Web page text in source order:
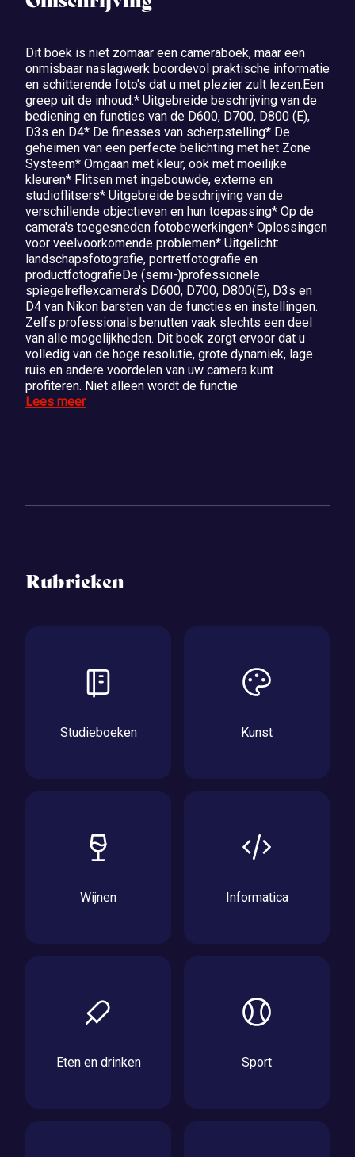
Dit boek is niet zomaar een cameraboek, maar een
onmisbaar naslagwerk boordevol praktische informatie
en schitterende foto's dat u met plezier zult lezen.Een
greep uit de inhoud:* Uitgebreide beschrijving van de
bediening en functies van de D600, D700, D800 (E),
D3s en D4* De finesses van scherpstelling* De
geheimen van een perfecte belichting met het Zone
Systeem* Omgaan met kleur, ook met moeilijke
kleuren* Flitsen met ingebouwde, externe en
studioflitsers* Uitgebreide beschrijving van de
verschillende objectieven en hun toepassing* Op de
camera's toegesneden fotobewerkingen* Oplossingen
voor veelvoorkomende problemen* Uitgelicht:
landschapsfotografie, portretfotografie en
productfotografieDe (semi-)professionele
spiegelreflexcamera's D600, D700, D800(E), D3s en
D4 van Nikon barsten van de functies en instellingen.
Zelfs professionals benutten vaak slechts een deel
van alle mogelijkheden. Dit boek zorgt ervoor dat u
volledig van de hoge resolutie, grote dynamiek, lage
ruis en andere voordelen van uw camera kunt
profiteren. Niet alleen wordt de functie
Lees meer
Rubrieken
Studieboeken Kunst
Wijnen Informatica
Eten en drinken Sport